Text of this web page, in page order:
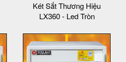
Két Sắt Thương Hiệu
LX360 - Led Tròn